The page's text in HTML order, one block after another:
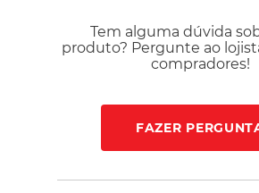
Tem alguma dúvida
produto? Pergunte ao
compradores!
FAZER